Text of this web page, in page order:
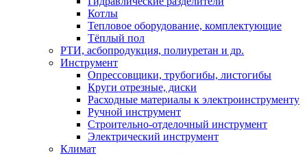
Котлы
Тепловое оборудование, комплектующие
Тёплый пол
РТИ, асбопродукция, полиуретан и др.
Инструмент
Опрессовщики, трубогибы, листогибы
Круги отрезные, диски
Расходные материалы к электроинструменту
Ручной инструмент
Строительно-отделочный инструмент
Электрический инструмент
Климат